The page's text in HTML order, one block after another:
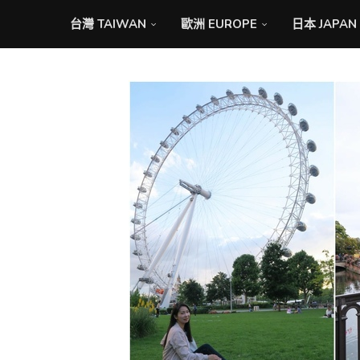
台灣 TAIWAN 歐洲 EUROPE 日本 JAPAN